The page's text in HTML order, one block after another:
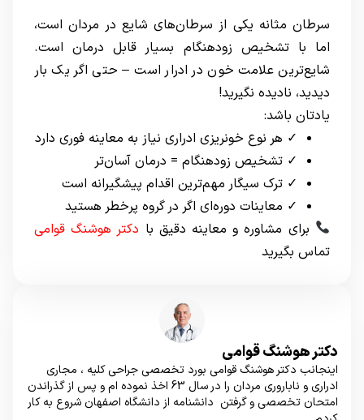
سرطان مثانه یکی از سرطان‌های شایع در مردان است،
اما با تشخیص زودهنگام بسیار قابل درمان است.
شایع‌ترین علامت خون در ادرار است – حتی اگر یک بار
دیدید، نادیده نگیرید!
یادتان باشد:
✓ هر نوع خونریزی ادراری نیاز به معاینه فوری دارد
✓ تشخیص زودهنگام = درمان آسان‌تر
✓ ترک سیگار مهم‌ترین اقدام پیشگیرانه است
✓ معاینات دوره‌ای اگر در گروه پرخطر هستید
برای مشاوره و معاینه دقیق با دکتر هوشنگ قوامی
تماس بگیرید
دکتر هوشنگ قوامی
اینجانب دکتر هوشنگ قوامی بورد تخصصی جراحی کلیه ، مجاری
ادراری و ناباروری مردان را در سال 63 اخذ نموده ام و پس از گذراندن
امتحان تخصصی و گرفتن دانشنامه از دانشگاه اصفهان شروع به کار